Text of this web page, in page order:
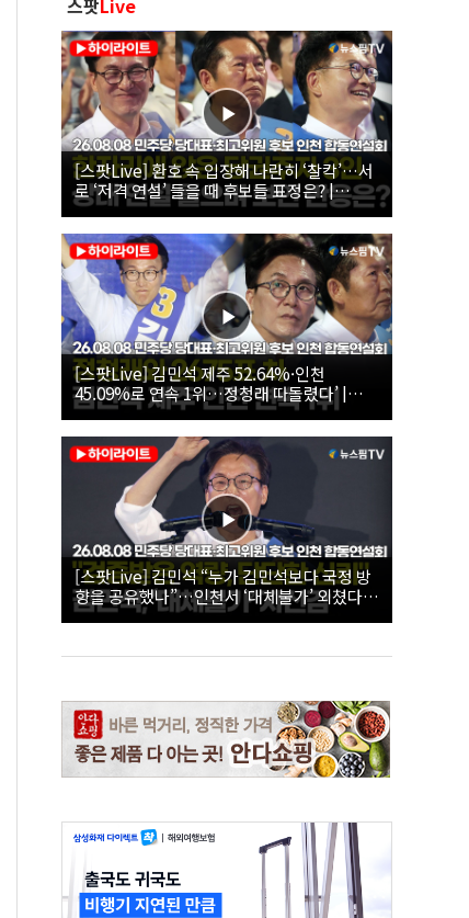
스팟Live
[스팟Live] 환호 속 입장해 나란히 ‘찰칵’…서
로 ‘저격 연설’ 들을 때 후보들 표정은? |
26.08.08 더불어민주당 당대표·최고위원 후
보 인천 합동연설회
[스팟Live] 김민석 제주 52.64%·인천
45.09%로 연속 1위…정청래 따돌렸다’ |
26.08.08 더불어민주당 당대표·최고위원 후
보 인천 합동연설회
[스팟Live] 김민석 “누가 김민석보다 국정 방
향을 공유했나”…인천서 ‘대체불가’ 외쳤다 |
26.08.08 더불어민주당 당대표·최고위원 후